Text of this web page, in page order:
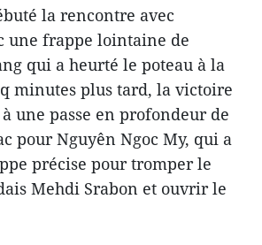
la rencontre avec
une frappe lointaine de
qui a heurté le poteau à la
minutes plus tard, la victoire
une passe en profondeur de
pour Nguyên Ngoc My, qui a
précise pour tromper le
Mehdi Srabon et ouvrir le